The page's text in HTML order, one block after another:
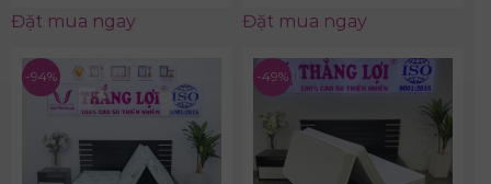
Đặt mua ngay Đặt mua ngay
-94% -49%